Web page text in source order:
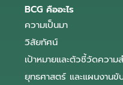
BCG คืออะไร
ความเป็นมา
วิสัยทัศน์
เป้าหมายและตัวชี้วัดความส
ยุทธศาสตร์ และแผนงานขั